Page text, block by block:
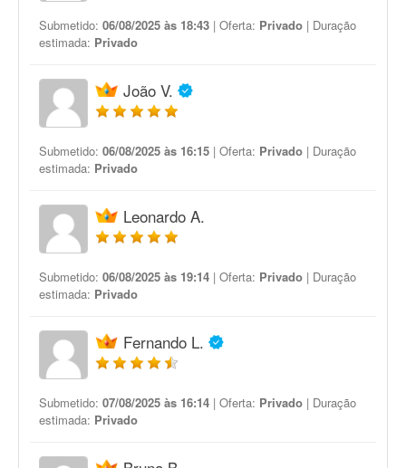
Submetido: 06/08/2025 às 18:43 | Oferta: Privado | Duração
estimada: Privado
João V.
Submetido: 06/08/2025 às 16:15 | Oferta: Privado | Duração
estimada: Privado
Leonardo A.
Submetido: 06/08/2025 às 19:14 | Oferta: Privado | Duração
estimada: Privado
Fernando L.
Submetido: 07/08/2025 às 16:14 | Oferta: Privado | Duração
estimada: Privado